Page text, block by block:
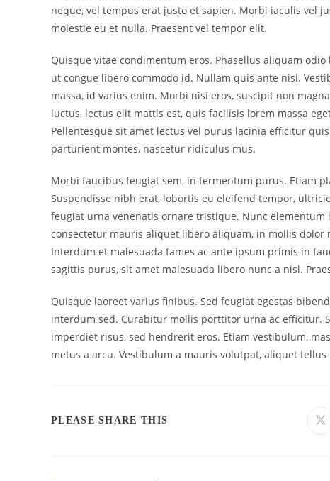
neque, vel tempus erat justo et sapien. Morbi iaculis vel
molestie eu et nulla. Praesent vel tempor elit.
Quisque vitae condimentum eros. Phasellus aliquam
ut congue libero commodo id. Nullam quis ante nisi.
massa, id varius enim. Morbi nisi eros, suscipit non
luctus, lectus elit mattis est, quis facilisis lorem massa
Pellentesque sit amet lectus vel purus lacinia efficitur
parturient montes, nascetur ridiculus mus.
Morbi faucibus feugiat sem, in fermentum purus. Etiam
Suspendisse nibh erat, lobortis eu eleifend tempor,
feugiat urna venenatis ornare tristique. Nunc
consectetur mauris aliquet libero aliquam, in mollis dolor
Interdum et malesuada fames ac ante ipsum primis in
sagittis purus, sit amet malesuada libero nunc a nisl.
Quisque laoreet varius finibus. Sed feugiat egestas
interdum sed. Curabitur mollis porttitor urna ac efficitur.
imperdiet risus, sed hendrerit eros. Etiam vestibulum,
metus a arcu. Vestibulum a mauris volutpat, aliquet
PLEASE SHARE THIS